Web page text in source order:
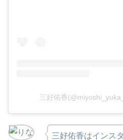
三好佑香
三好佑香はインス